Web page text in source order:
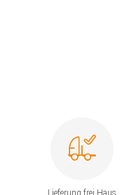
Lieferung frei Haus